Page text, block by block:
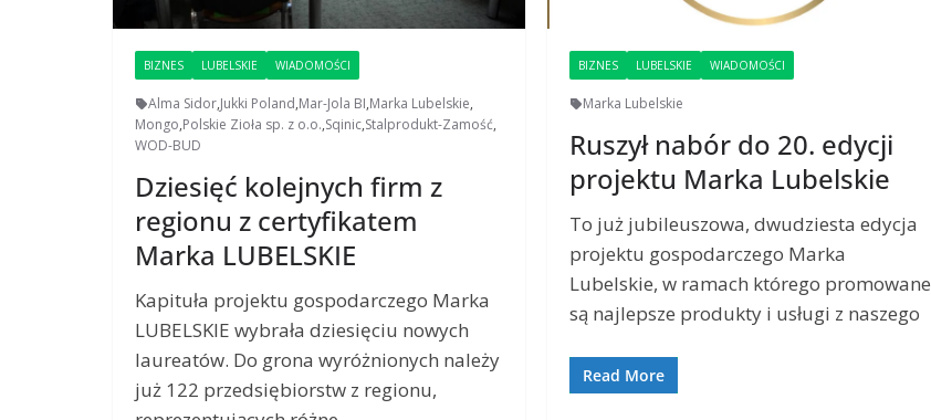
BIZNES LUBELSKIE WIADOMOŚCI
Alma Sidor,Jukki Poland,Mar-Jola BI,Marka Lubelskie,
Mongo,Polskie Zioła sp. z o.o.,Sqinic,Stalprodukt-Zamość,
WOD-BUD
Dziesięć kolejnych firm z
regionu z certyfikatem
Marka LUBELSKIE
Kapituła projektu gospodarczego Marka
LUBELSKIE wybrała dziesięciu nowych
laureatów. Do grona wyróżnionych należy
już 122 przedsiębiorstw z regionu,
BIZNES LUBELSKIE WIADOMOŚCI
Marka Lubelskie
Ruszył nabór do 20. edycji
projektu Marka Lubelskie
To już jubileuszowa, dwudziesta edycja
projektu gospodarczego Marka
Lubelskie, w ramach którego promowane
są najlepsze produkty i usługi z naszego
Read More